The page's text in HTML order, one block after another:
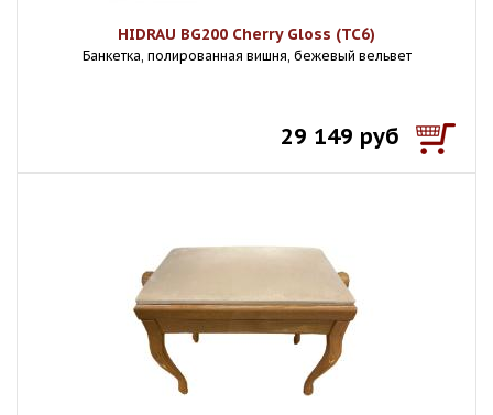
HIDRAU BG200 Cherry Gloss (TC6)
Банкетка, полированная вишня, бежевый вельвет
29 149 руб